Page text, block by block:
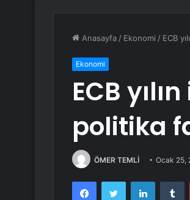
Anasayfa / Ekonomi / ECB
Ekonomi
ECB
politika
ÖMER TEMLİ Ocak 25,
FacebookTwitter LinkedIn